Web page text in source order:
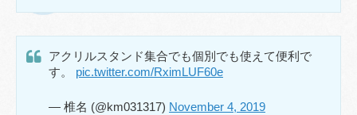
アクリルスタンド集合でも個別でも使えて便利で
す。 pic.twitter.com/RximLUF60e
— 椎名 (@km031317) November 4, 2019